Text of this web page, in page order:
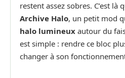
restent assez sobres. C’est là
Archive Halo, un petit mod
halo lumineux autour du
est simple : rendre ce bloc
changer à son